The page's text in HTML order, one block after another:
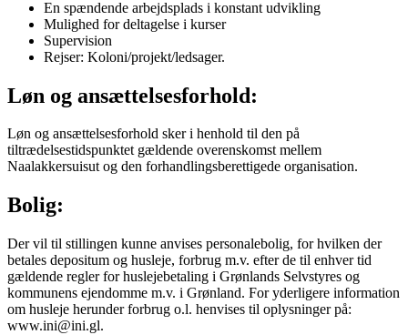
En spændende arbejdsplads i konstant udvikling
Mulighed for deltagelse i kurser
Supervision
Rejser: Koloni/projekt/ledsager.
Løn og ansættelsesforhold:
Løn og ansættelsesforhold sker i henhold til den på
tiltrædelsestidspunktet gældende overenskomst mellem
Naalakkersuisut og den forhandlingsberettigede organisation.
Bolig:
Der vil til stillingen kunne anvises personalebolig, for hvilken der
betales depositum og husleje, forbrug m.v. efter de til enhver tid
gældende regler for huslejebetaling i Grønlands Selvstyres og
kommunens ejendomme m.v. i Grønland. For yderligere information
om husleje herunder forbrug o.l. henvises til oplysninger på:
www.ini@ini.gl.